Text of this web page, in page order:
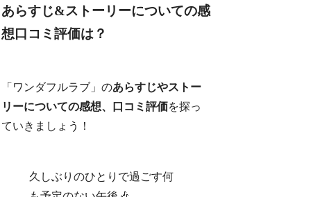
あらすじ&ストーリーについての感
想口コミ評価は？
「ワンダフルラブ」のあらすじやストー
リーについての感想、口コミ評価を探っ
ていきましょう！
久しぶりのひとりで過ごす何